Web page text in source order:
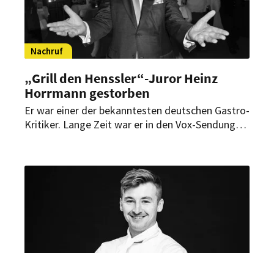
Nachruf
„Grill den Henssler“-Juror Heinz
Horrmann gestorben
Er war einer der bekanntesten deutschen Gastro-
Kritiker. Lange Zeit war er in den Vox-Sendungen
verstorben. Seine Weggefährten Reiner Calmund
und Steffen Henssler nehmen Abschied.